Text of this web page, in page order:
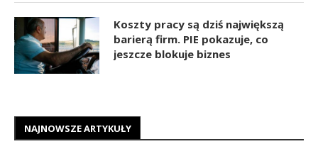
Koszty pracy są dziś największą
barierą firm. PIE pokazuje, co
jeszcze blokuje biznes
NAJNOWSZE ARTYKUŁY